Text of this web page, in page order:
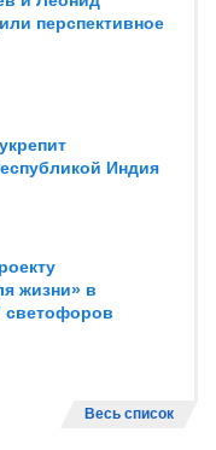
перспективное
Индия
жизни» в
светофоров
Весь список